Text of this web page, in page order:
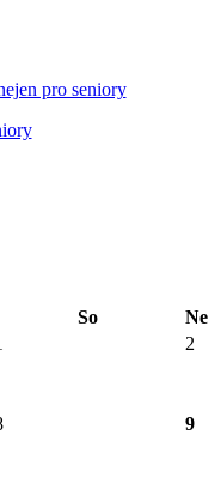
pro seniory
So
Ne
2
9